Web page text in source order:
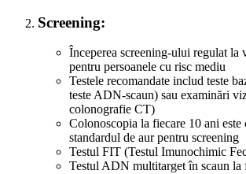
Screening:
Începerea screening-ului regulat la
pentru persoanele cu risc mediu
Testele recomandate includ teste
teste ADN-scaun) sau examinări
colonografie CT)
Colonoscopia la fiecare 10 ani este
standardul de aur pentru screening
Testul FIT (Testul Imunochimic
Testul ADN multitarget în scaun la